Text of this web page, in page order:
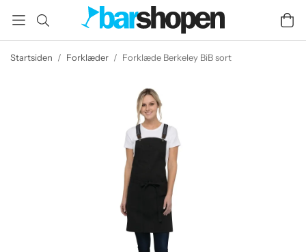
Startsiden / Forklæder / Forklæde Berkeley BiB sort